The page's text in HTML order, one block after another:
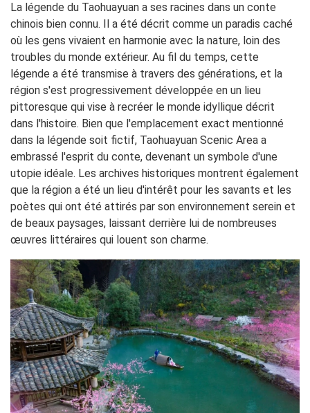
La légende du Taohuayuan a ses racines dans un conte
chinois bien connu. Il a été décrit comme un paradis caché
où les gens vivaient en harmonie avec la nature, loin des
troubles du monde extérieur. Au fil du temps, cette
légende a été transmise à travers des générations, et la
région s'est progressivement développée en un lieu
pittoresque qui vise à recréer le monde idyllique décrit
dans l'histoire. Bien que l'emplacement exact mentionné
dans la légende soit fictif, Taohuayuan Scenic Area a
embrassé l'esprit du conte, devenant un symbole d'une
utopie idéale. Les archives historiques montrent également
que la région a été un lieu d'intérêt pour les savants et les
poètes qui ont été attirés par son environnement serein et
de beaux paysages, laissant derrière lui de nombreuses
œuvres littéraires qui louent son charme.